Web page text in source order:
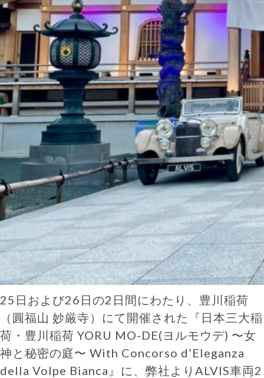
25日および26日の2日間にわたり、豊川稲荷
（圓福山 妙厳寺）にて開催された『日本三大稲
荷・豊川稲荷 YORU MO-DE(ヨルモウデ) 〜女
神と秘密の庭〜 With Concorso d’Eleganza
della Volpe Bianca』に、弊社よりALVIS車両2